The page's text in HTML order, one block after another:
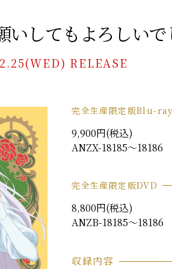
いしてもよろしい
RELEASE
完全生産限定版Blu-ray
9,900円(税込)
ANZX-18185〜18186
完全生産限定版DVD
8,800円(税込)
ANZB-18185〜18186
収録内容